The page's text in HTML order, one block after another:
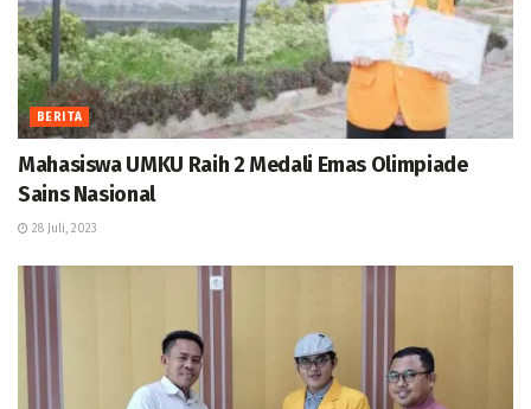
BERITA
Mahasiswa UMKU Raih 2 Medali Emas Olimpiade
Sains Nasional
28 Juli, 2023